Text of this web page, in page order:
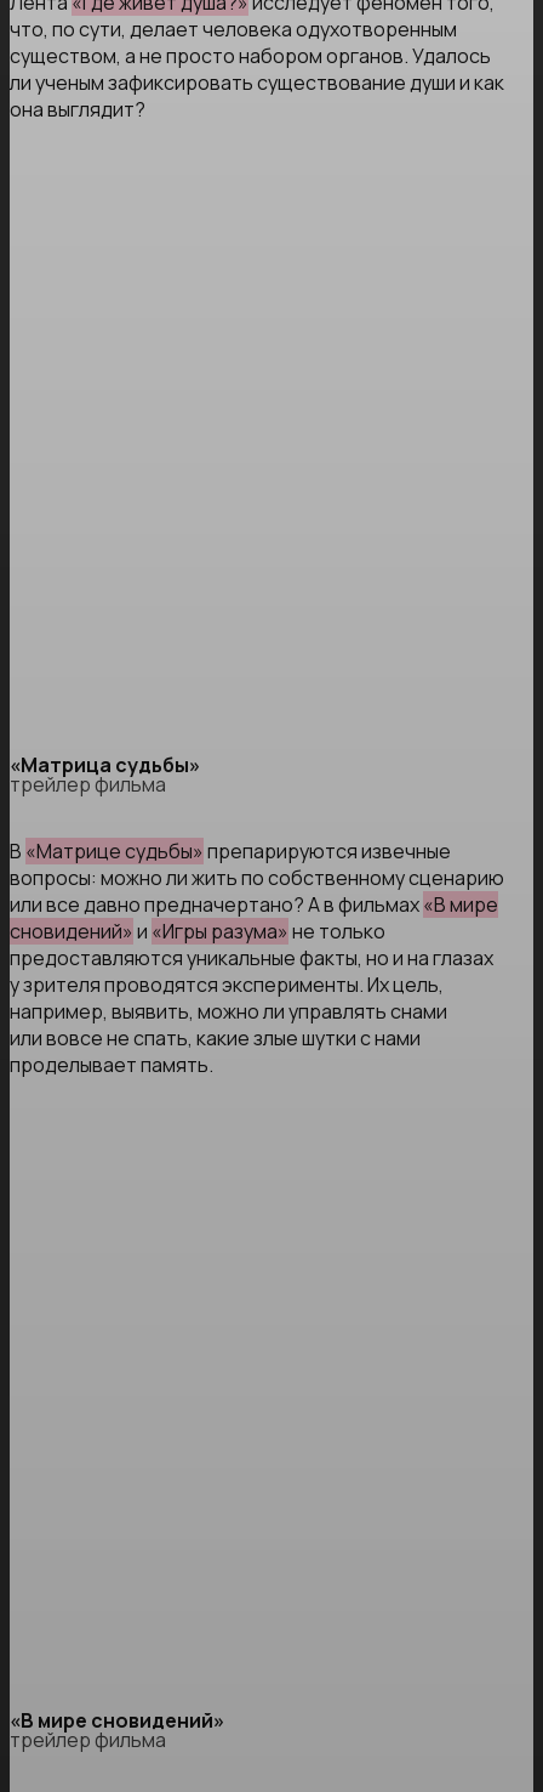
что, по сути, делает человека одухотворенным
существом, а не просто набором органов. Удалось
ли ученым зафиксировать существование души и как
она выглядит?
«Матрица судьбы»
трейлер фильма
В «Матрице судьбы» препарируются извечные
вопросы: можно ли жить по собственному сценарию
или все давно предначертано? А в фильмах«В мире
сновидений» и «Игры разума» не только
предоставляются уникальные факты, но и на глазах
у зрителя проводятся эксперименты. Их цель,
например, выявить, можно ли управлять снами
или вовсе не спать, какие злые шутки с нами
проделывает память.
«В мире сновидений»
трейлер фильма